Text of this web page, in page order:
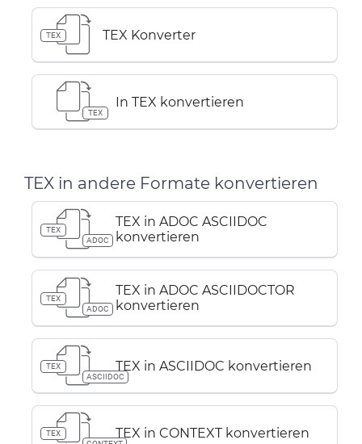
TEX TEX Konverter
TEX
In TEX konvertieren
TEX in andere Formate konvertieren
TEX
ADOC
TEX in ADOC ASCIIDOC
konvertieren
TEX
ADOC
TEX in ADOC ASCIIDOCTOR
konvertieren
TEX
ASCIIDOC
TEX in ASCIIDOC konvertieren
TEX
TEX in CONTEXT konvertieren